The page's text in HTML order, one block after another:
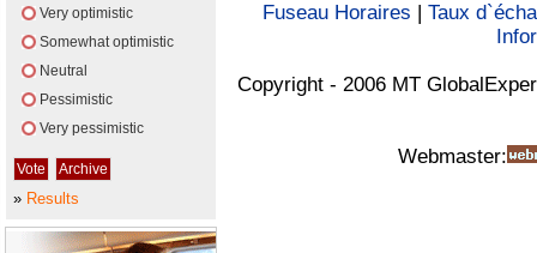
Very optimistic
Somewhat optimistic
Neutral
Pessimistic
Very pessimistic
» Results
Fuseau Horaires | Taux
Copyright - 2006 MT
Webmaster: